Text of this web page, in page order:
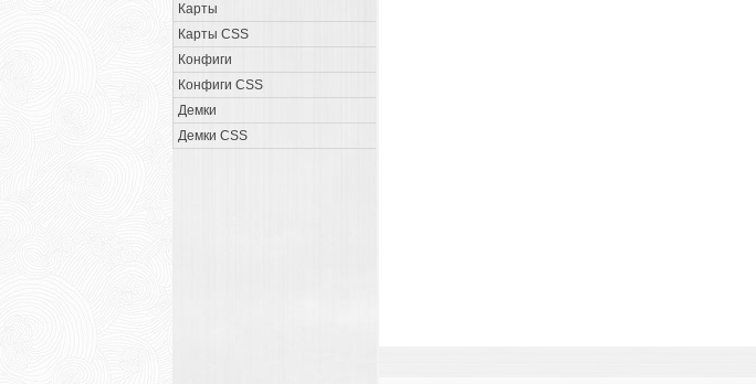
Карты
Карты CSS
Конфиги
Конфиги CSS
Демки
Демки CSS